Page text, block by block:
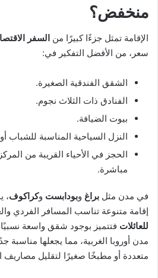
منخفض؟
الإقامة تمثل جزءًا كبيرًا من السفر
سعر، من الأفضل التفكير في:
الشقق الفندقية الصغيرة.
الفنادق ذات الثلاث نجوم.
بيوت الضيافة.
النزل السياحية المناسبة للشباب
الحجز في الأحياء القريبة من
مباشرة.
في مدن مثل براغ وبودابست وكراكوف،
إقامة متنوعة تناسب المسافر الفردي
للعائلات فتتميز بوجود شقق واسعة
مدن أوروبا الغربية، مما يجعلها مناسبة
متعددة أو مطبخًا صغيرًا لتقليل مصاريف